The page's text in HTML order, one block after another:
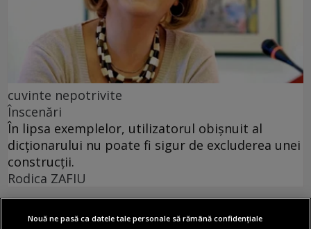
cuvinte nepotrivite
Înscenări
În lipsa exemplelor, utilizatorul obișnuit al
dicționarului nu poate fi sigur de excluderea unei
construcții.
Rodica ZAFIU
Nouă ne pasă ca datele tale personale să rămână confidențiale